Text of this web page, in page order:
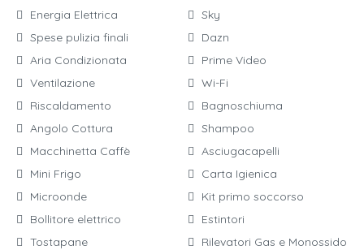
Energia Elettrica
Spese pulizia finali
Aria Condizionata
Ventilazione
Riscaldamento
Angolo Cottura
Macchinetta Caffè
Mini Frigo
Microonde
Bollitore elettrico
Tostapane
Sky
Dazn
Prime Video
Wi-Fi
Bagnoschiuma
Shampoo
Asciugacapelli
Carta Igienica
Kit primo soccorso
Estintori
Rilevatori Gas e Monossido